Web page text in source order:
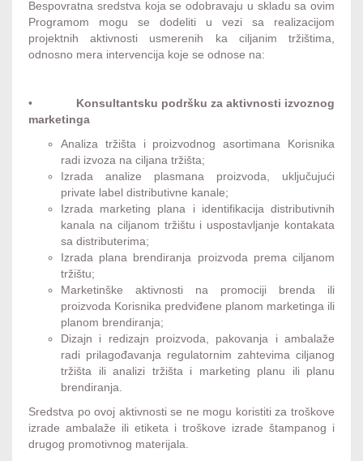
Bespovratna sredstva koja se odobravaju u skladu sa ovim
Programom mogu se dodeliti u vezi sa realizacijom
projektnih aktivnosti usmerenih ka ciljanim tržištima,
odnosno mera intervencija koje se odnose na:
• Konsultantsku podršku za aktivnosti izvoznog
marketinga
Analiza tržišta i proizvodnog asortimana Korisnika
radi izvoza na ciljana tržišta;
Izrada analize plasmana proizvoda, uključujući
private label distributivne kanale;
Izrada marketing plana i identifikacija distributivnih
kanala na ciljanom tržištu i uspostavljanje kontakata
sa distributerima;
Izrada plana brendiranja proizvoda prema ciljanom
tržištu;
Marketinške aktivnosti na promociji brenda ili
proizvoda Korisnika predviđene planom marketinga ili
planom brendiranja;
Dizajn i redizajn proizvoda, pakovanja i ambalaže
radi prilagođavanja regulatornim zahtevima ciljanog
tržišta ili analizi tržišta i marketing planu ili planu
brendiranja.
Sredstva po ovoj aktivnosti se ne mogu koristiti za troškove
izrade ambalaže ili etiketa i troškove izrade štampanog i
drugog promotivnog materijala.